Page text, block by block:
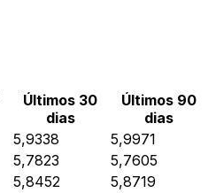
Últimos 30
dias
Últimos 90
dias
5,9338
5,9971
5,7823
5,7605
5,8452
5,8719